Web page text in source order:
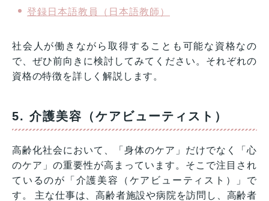
登録日本語教員（日本語教師）
社会人が働きながら取得することも可能な資格なの
で、ぜひ前向きに検討してみてください。それぞれの
資格の特徴を詳しく解説します。
5. 介護美容（ケアビューティスト）
高齢化社会において、「身体のケア」だけでなく「心
のケア」の重要性が高まっています。そこで注目され
ているのが「介護美容（ケアビューティスト）」で
す。 主な仕事は、高齢者施設や病院を訪問し、高齢者